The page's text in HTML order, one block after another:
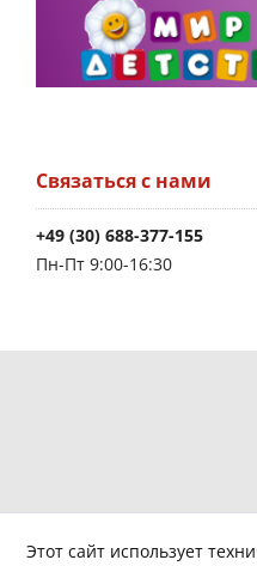
Связаться с нами
+49 (30) 688-377-155
Пн-Пт 9:00-16:30
Этот сайт использует